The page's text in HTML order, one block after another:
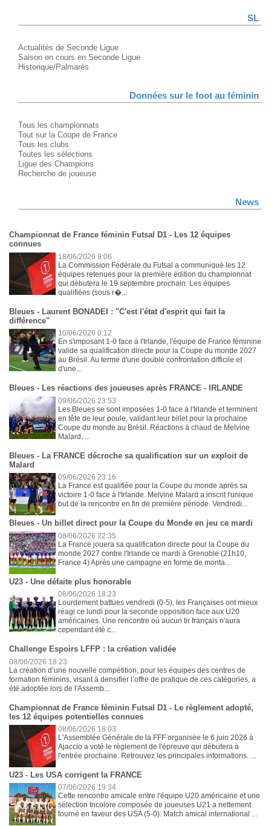
SL
Actualités de Seconde Ligue
Saison en cours en Seconde Ligue
Historique/Palmarès
Données sur le foot au féminin
Tous les championnats
Tout sur la Coupe de France
Tous les clubs
Toutes les sélections
Ligue des Champions
Recherche de joueuse
News
Championnat de France féminin Futsal D1 - Les 12 équipes
connues
18/06/2026 9:06
La Commission Fédérale du Futsal a communiqué les 12
équipes retenues pour la première édition du championnat
qui débutera le 19 septembre prochain. Les équipes
qualifiées (sous r�...
Bleues - Laurent BONADEI : "C'est l'état d'esprit qui fait la
différence"
10/06/2026 0:12
En s'imposant 1-0 face à l'Irlande, l'équipe de France féminine
valide sa qualification directe pour la Coupe du monde 2027
au Brésil. Au terme d'une double confrontation difficile et
d'une...
Bleues - Les réactions des joueuses après FRANCE - IRLANDE
09/06/2026 23:53
Les Bleues se sont imposées 1-0 face à l'Irlande et terminent
en tête de leur poule, validant leur billet pour la prochaine
Coupe du monde au Brésil. Réactions à chaud de Melvine
Malard, ...
Bleues - La FRANCE décroche sa qualification sur un exploit de
Malard
09/06/2026 23:16
La France est qualifiée pour la Coupe du monde après sa
victoire 1-0 face à l'Irlande. Melvine Malard a inscrit l'unique
but de la rencontre en fin de première période. Vendredi...
Bleues - Un billet direct pour la Coupe du Monde en jeu ce mardi
08/06/2026 22:35
La France jouera sa qualification directe pour la Coupe du
monde 2027 contre l'Irlande ce mardi à Grenoble (21h10,
France 4) Après une campagne en forme de monta...
U23 - Une défaite plus honorable
08/06/2026 18:23
Lourdement battues vendredi (0-5), les Françaises ont mieux
réagi ce lundi pour la seconde opposition face aux U20
américaines. Une rencontre où aucun tir français n'aura
cependant été c...
Challenge Espoirs LFFP : la création validée
08/06/2026 18:23
La création d’une nouvelle compétition, pour les équipes des centres de
formation féminins, visant à densifier l’offre de pratique de ces catégories, a
été adoptée lors de l'Assemb...
Championnat de France féminin Futsal D1 - Le règlement adopté,
les 12 équipes potentielles connues
08/06/2026 18:03
L'Assemblée Générale de la FFF organisée le 6 juin 2026 à
Ajaccio a voté le règlement de l'épreuve qui débutera à
l'entrée prochaine. Retrouvez les principales informations. ...
U23 - Les USA corrigent la FRANCE
07/06/2026 19:34
Cette rencontre amicale entre l'équipe U20 américaine et une
sélection tricolore composée de joueuses U21 a nettement
tourné en faveur des USA (5-0). Match amical international ...